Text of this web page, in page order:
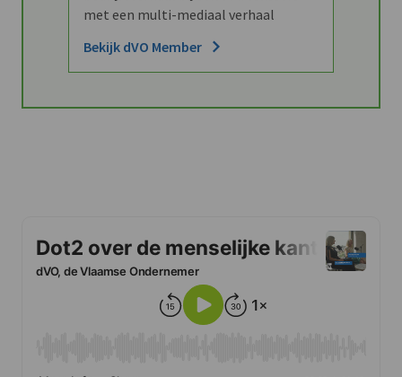
met een multi-mediaal verhaal
Bekijk dVO Member